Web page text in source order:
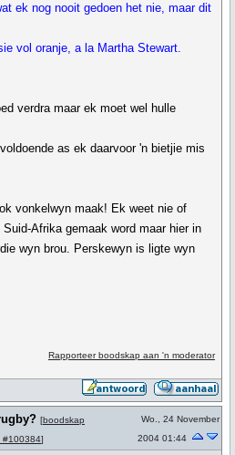
ek nog nooit gedoen het nie, maar dit
vol oranje, a la Martha Stewart.
verdra maar ek moet wel hulle
as ek daarvoor 'n bietjie mis
vonkelwyn maak! Ek weet nie of
Afrika gemaak word maar hier in
wyn brou. Perskewyn is ligte wyn
Rapporteer boodskap aan 'n moderator
[boodskap
#100384]
Wo., 24 November
2004 01:44